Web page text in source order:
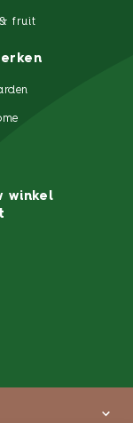
fruit
winkel